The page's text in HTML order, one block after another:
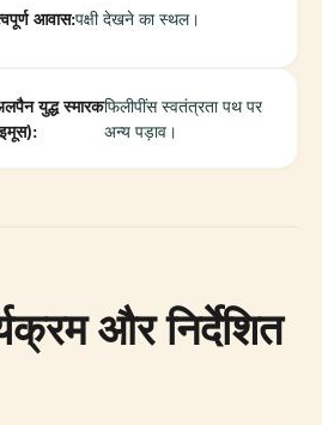
आवास:पक्षी देखने का स्थल।
युद्ध स्मारकफिलीपींस स्वतंत्रता पथ पर
अन्य पड़ाव।
और निर्देशित